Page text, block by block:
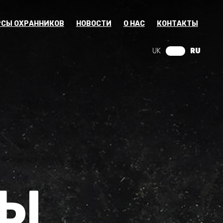
UK RU
ОХРАННИКОВ НОВОСТИ О НАС КОНТАКТЫ